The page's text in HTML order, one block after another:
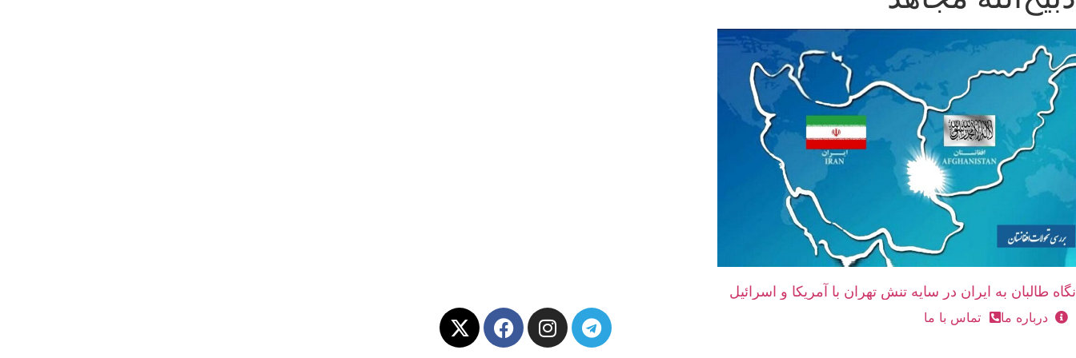
نگاه طالبان به ایران در سایه تنش تهران با آمریکا و اسرائیل
درباره ما تماس با ما